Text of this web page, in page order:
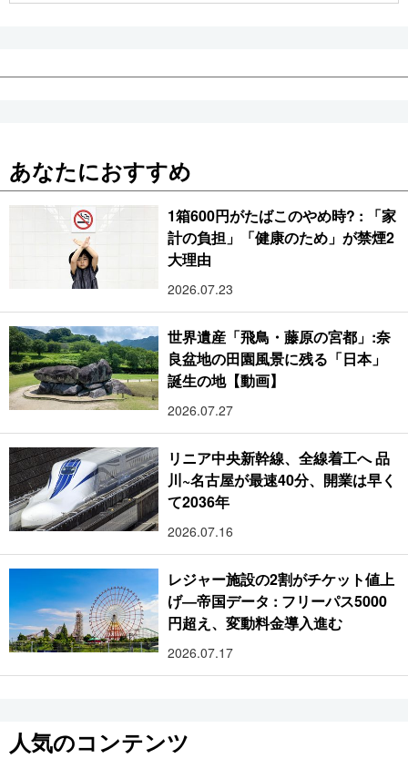
あなたにおすすめ
1箱600円がたばこのやめ時? : 「家
計の負担」「健康のため」が禁煙2
大理由
2026.07.23
世界遺産「飛鳥・藤原の宮都」:奈
良盆地の田園風景に残る「日本」
誕生の地【動画】
2026.07.27
リニア中央新幹線、全線着工へ 品
川~名古屋が最速40分、開業は早く
て2036年
2026.07.16
レジャー施設の2割がチケット値上
げ―帝国データ : フリーパス5000
円超え、変動料金導入進む
2026.07.17
人気のコンテンツ